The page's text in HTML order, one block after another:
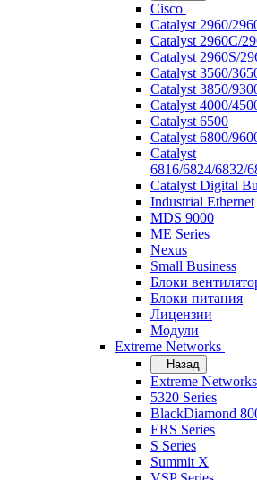
Cisco
Catalyst 2960/
Catalyst 2960C/
Catalyst 2960S/
Catalyst 3560/
Catalyst 3850/
Catalyst 4000/
Catalyst 6500
Catalyst 6800/
Catalyst
6816/6824/6832/
Catalyst Digital
Industrial Ethernet
MDS 9000
ME Series
Nexus
Small Business
Блоки
Блоки питания
Лицензии
Модули
Extreme Networks
Назад
Extreme Networks
5320 Series
BlackDiamond
ERS Series
S Series
Summit X